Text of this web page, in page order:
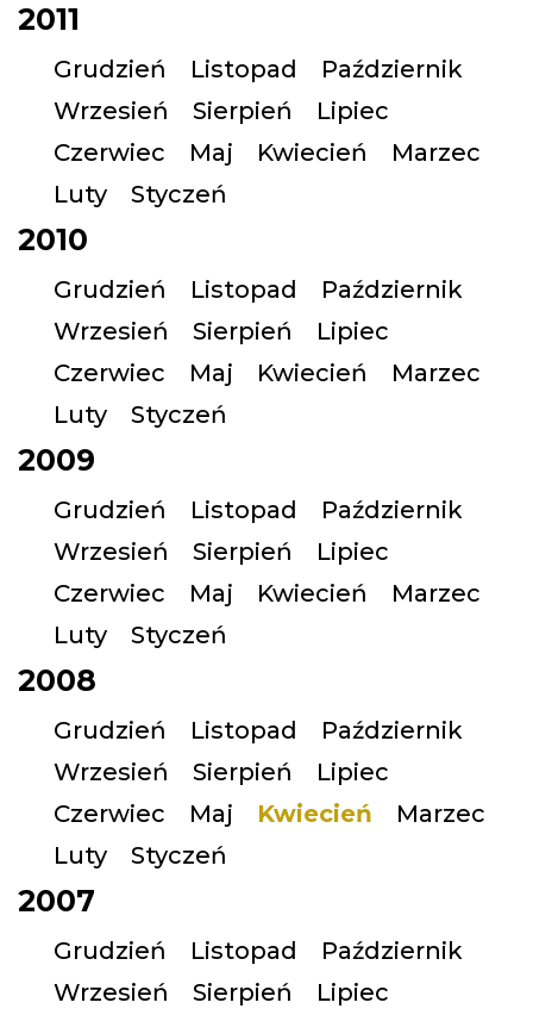
2011
Grudzień Listopad
Październik
Wrzesień
Sierpień
Lipiec
Czerwiec
Maj Kwiecień
Marzec
Luty
Styczeń
2010
Grudzień Listopad
Październik
Wrzesień
Sierpień
Lipiec
Czerwiec
Maj Kwiecień
Marzec
Luty
Styczeń
2009
Grudzień Listopad
Październik
Wrzesień
Sierpień
Lipiec
Czerwiec
Maj Kwiecień
Marzec
Luty
Styczeń
2008
Grudzień Listopad
Październik
Wrzesień
Sierpień
Lipiec
Czerwiec
Maj Kwiecień
Marzec
Luty
Styczeń
2007
Grudzień Listopad
Październik
Wrzesień
Sierpień Lipiec